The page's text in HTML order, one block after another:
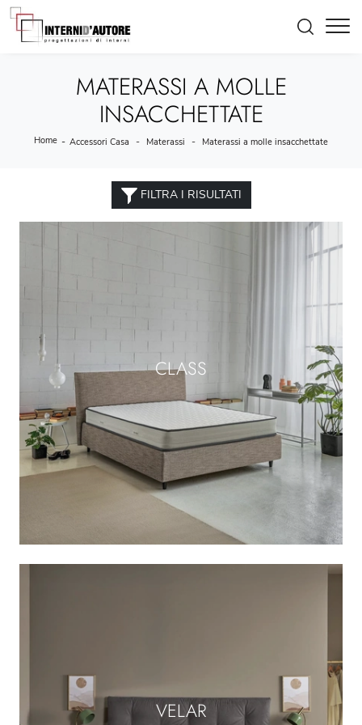
MATERASSI A MOLLE
INSACCHETTATE
Home - Accessori Casa - Materassi - Materassi a molle insacchettate
FILTRA I RISULTATI
CLASS
VELAR